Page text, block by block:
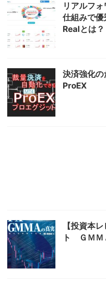
リアルフ
仕組みで
Realとは？
決済強化の
ProEX
【投資本
ト ＧＭＭ